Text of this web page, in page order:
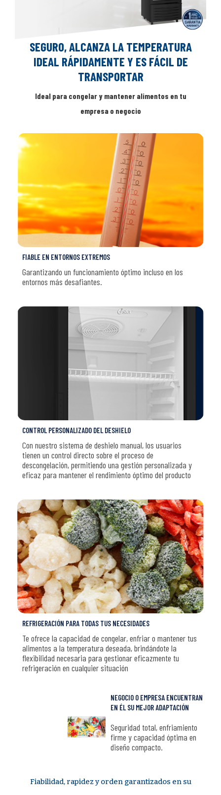
SEGURO, ALCANZA LA TEMPERATURA
IDEAL RÁPIDAMENTE Y ES FÁCIL DE
TRANSPORTAR
Ideal para congelar y mantener alimentos en tu
empresa o negocio
FIABLE EN ENTORNOS EXTREMOS
Garantizando un funcionamiento óptimo incluso en los
entornos más desafiantes.
CONTROL PERSONALIZADO DEL DESHIELO
Con nuestro sistema de deshielo manual, los usuarios
tienen un control directo sobre el proceso de
descongelación, permitiendo una gestión personalizada y
eficaz para mantener el rendimiento óptimo del producto
REFRIGERACIÓN PARA TODAS TUS NECESIDADES
Te ofrece la capacidad de congelar, enfriar o mantener tus
alimentos a la temperatura deseada, brindándote la
flexibilidad necesaria para gestionar eficazmente tu
refrigeración en cualquier situación
NEGOCIO O EMPRESA ENCUENTRAN
EN ÉL SU MEJOR ADAPTACIÓN
Seguridad total, enfriamiento
firme y capacidad óptima en
diseño compacto.
Fiabilidad, rapidez y orden garantizados en su